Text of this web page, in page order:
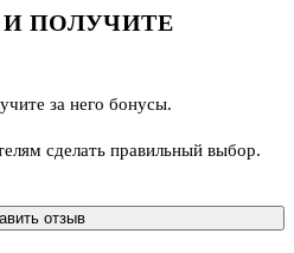
И ПОЛУЧИТЕ
за него бонусы.
сделать правильный выбор.
отзыв